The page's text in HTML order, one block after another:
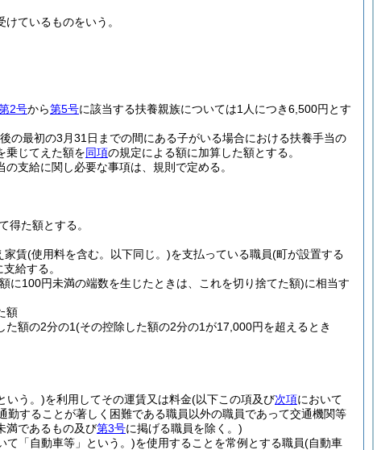
ているものをいう。
2号から第5号に該当する扶養親族については1人につき6,500円とす
の最初の3月31日までの間にある子がいる場合における扶養手当の
乗じてえた額を同項の規定による額に加算した額とする。
支給に関し必要な事項は、規則で定める。
得た額とする。
家賃(使用料を含む。以下同じ。)を支払っている職員(町が設置する
支給する。
に100円未満の端数を生じたときは、これを切り捨てた額)に相当す
額
た額の2分の1(その控除した額の2分の1が17,000円を超えるとき
いう。)を利用してその運賃又は料金(以下この項及び次項において
勤することが著しく困難である職員以外の職員であって交通機関等
満であるもの及び第3号に掲げる職員を除く。)
て「自動車等」という。)を使用することを常例とする職員(自動車